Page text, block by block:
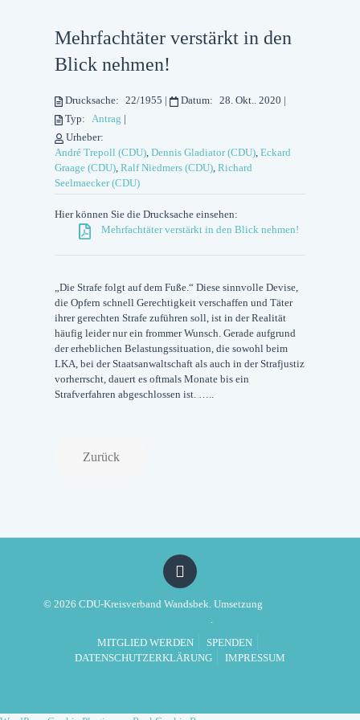
Mehrfachtäter verstärkt in den
Blick nehmen!
Drucksache: 22/1955 | Datum: 28. Okt.. 2020 |
Typ: Antrag |
Urheber:
André Trepoll (CDU), Dennis Gladiator (CDU), Eckard
Graage (CDU), Ralf Niedmers (CDU), Richard
Seelmaecker (CDU)
Hier können Sie die Drucksache einsehen:
Mehrfachtäter verstärkt in den Blick nehmen!
„Die Strafe folgt auf dem Fuße.“ Diese sinnvolle Devise,
die Opfern schnell Gerechtigkeit verschaffen und Täter
ihrer gerechten Strafe zuführen soll, ist in der Realität
häufig leider nur ein frommer Wunsch. Gerade aufgrund
der erheblichen Belastungssituation, die sowohl beim
LKA, bei der Staatsanwaltschaft als auch in der Strafjustiz
vorherrscht, dauert es oftmals Monate bis ein
Strafverfahren abgeschlossen ist. …..
Zurück
© 2026 CDU-Kreisverband Wandsbek. Umsetzung
.
MITGLIED WERDEN
SPENDEN
DATENSCHUTZERKLÄRUNG
IMPRESSUM